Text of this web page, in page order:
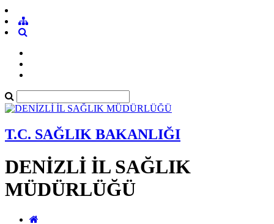
T.C. SAĞLIK BAKANLIĞI
DENİZLİ İL SAĞLIK
MÜDÜRLÜĞÜ